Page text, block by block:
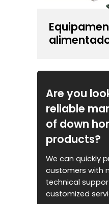
Are you
reliable
of down
products?
We can quickly
customers with
technical
customized